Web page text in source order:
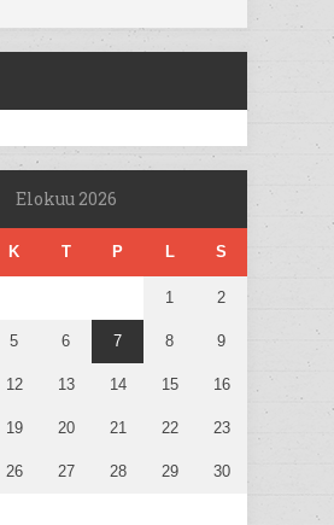
Elokuu 2026
K T P L S
1 2
5 6 7 8 9
12 13 14 15 16
19 20 21 22 23
26 27 28 29 30